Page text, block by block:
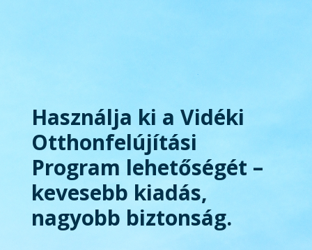
Használja ki a Vidéki
Otthonfelújítási
Program lehetőségét –
kevesebb kiadás,
nagyobb biztonság.